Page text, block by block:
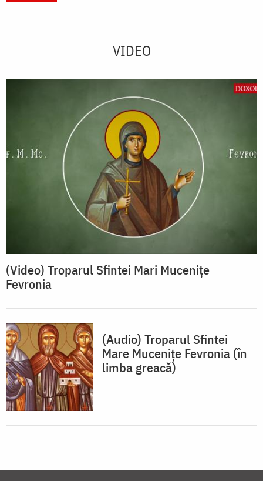
VIDEO
(Video) Troparul Sfintei Mari Mucenițe
Fevronia
(Audio) Troparul Sfintei
Mare Mucenițe Fevronia (în
limba greacă)